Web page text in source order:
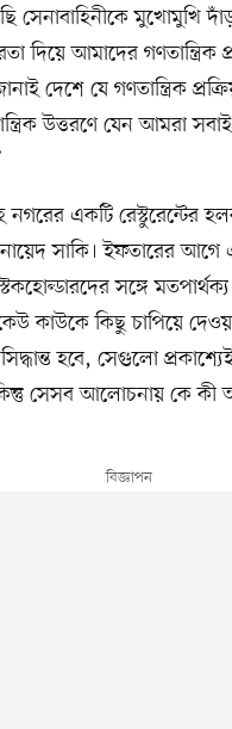
মুখোমুখি
দিয়ে আমাদের গণতান্ত্রিক
দেশে যে গণতান্ত্রিক
উত্তরণে যেন আমরা
নগরের একটি রেস্টুরেন্টের
সাকি। ইফতারের আগে
সঙ্গে
কাউকে কিছু চাপিয়ে
হবে, সেগুলো
সেসব আলোচনায় কে কী